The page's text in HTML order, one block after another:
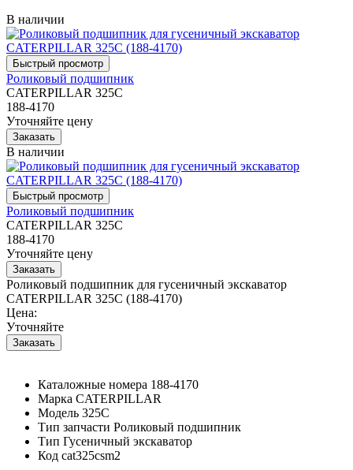
В наличии
Роликовый подшипник
CATERPILLAR 325C
188-4170
Уточняйте цену
В наличии
Роликовый подшипник
CATERPILLAR 325C
188-4170
Уточняйте цену
Роликовый подшипник для гусеничный экскаватор
CATERPILLAR 325C (188-4170)
Цена:
Уточняйте
Каталожные номера 188-4170
Марка CATERPILLAR
Модель 325C
Тип запчасти Роликовый подшипник
Тип Гусеничный экскаватор
Код cat325csm2